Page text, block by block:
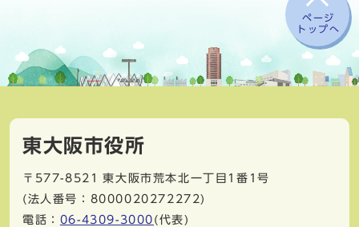
ページ
トップへ
東大阪市役所
〒577-8521
東大阪市荒本北一丁目1番1号
(法人番号：8000020272272)
電話： 06-4309-3000 (代表)